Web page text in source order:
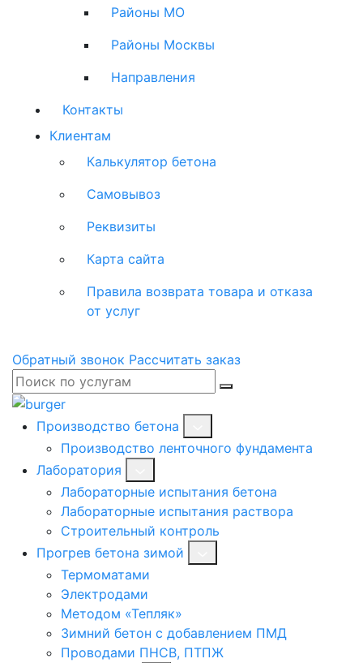
Районы МО
Районы Москвы
Направления
Контакты
Клиентам
Калькулятор бетона
Самовывоз
Реквизиты
Карта сайта
Правила возврата товара и отказа
от услуг
Обратный звонок Рассчитать заказ
Производство бетона
Производство ленточного фундамента
Лаборатория
Лабораторные испытания бетона
Лабораторные испытания раствора
Строительный контроль
Прогрев бетона зимой
Термоматами
Электродами
Методом «Тепляк»
Зимний бетон с добавлением ПМД
Проводами ПНСВ, ПТПЖ